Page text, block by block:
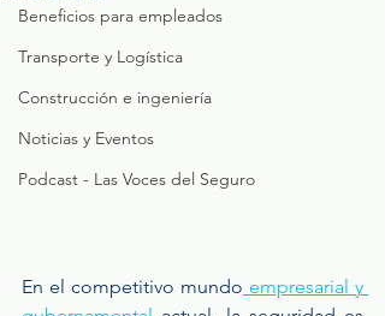
Beneficios para empleados
Transporte y Logística
Construcción e ingeniería
Noticias y Eventos
Podcast - Las Voces del Seguro
En el competitivo mundo empresarial y